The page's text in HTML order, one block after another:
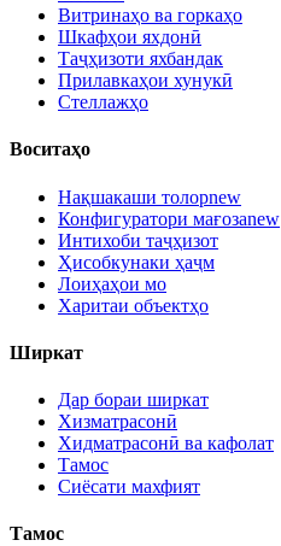
Витринаҳо ва горкаҳо
Шкафҳои яхдонӣ
Таҷҳизоти яхбандак
Прилавкаҳои хунукӣ
Стеллажҳо
Воситаҳо
Нақшакаши толорnew
Конфигуратори мағозаnew
Интихоби таҷҳизот
Ҳисобкунаки ҳаҷм
Лоиҳаҳои мо
Харитаи объектҳо
Ширкат
Дар бораи ширкат
Хизматрасонӣ
Хидматрасонӣ ва кафолат
Тамос
Сиёсати махфият
Тамос